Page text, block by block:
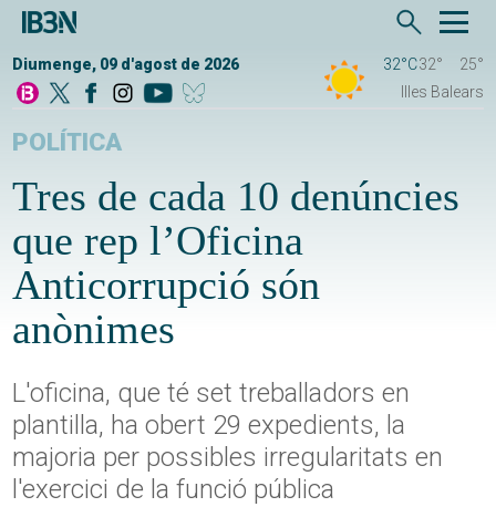
Diumenge, 09 d'agost de 2026 32°C32°
25°
Illes Balears
POLÍTICA
Tres de cada 10 denúncies
que rep l’Oficina
Anticorrupció són
anònimes
L'oficina, que té set treballadors en
plantilla, ha obert 29 expedients, la
majoria per possibles irregularitats en
l'exercici de la funció pública